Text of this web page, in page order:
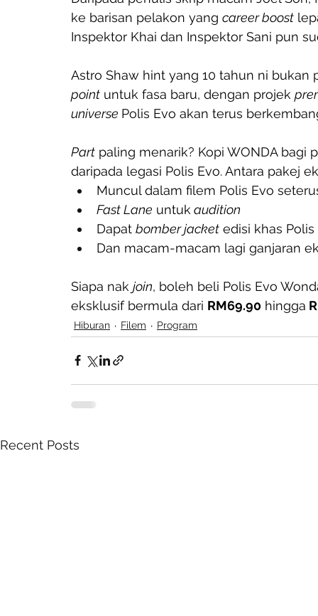
ke barisan pelakon yang career boost
Inspektor Khai dan Inspektor Sani pun
Astro Shaw hint yang 10 tahun ni
point untuk fasa baru, dengan projek
universe Polis Evo akan terus
Part paling menarik? Kopi WONDA
daripada legasi Polis Evo. Antara pakej
Muncul dalam filem Polis Evo
Fast Lane untuk audition
Dapat bomber jacket edisi khas Polis
Dan macam-macam lagi ganjaran
Siapa nak join, boleh beli Polis Evo
eksklusif bermula dari RM69.90 hingga
Hiburan Filem Program
Recent Posts